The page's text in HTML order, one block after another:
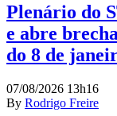
Plenário do
e abre
do 8 de
07/08/2026 13h16
By Rodrigo Freire